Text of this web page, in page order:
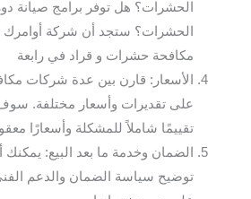
الحشرات؟ هل توفر برامج صيانة
الحشرات؟ ستجد أن شركة
مكافحة حشرات و قراد في رابعة
الأسعار: قارن بين عدة شركات
على تقديرات وأسعار مختلفة. سوف
تقييمًا شاملاً للمشكلة وأسعارًا
الضمان وخدمة ما بعد البيع:
توضيح سياسة الضمان والدعم